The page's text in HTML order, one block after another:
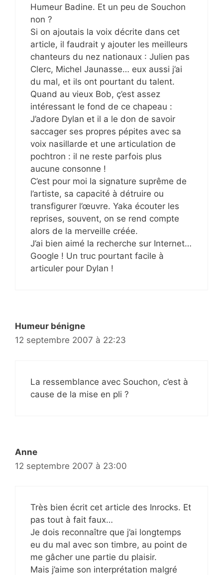
Humeur Badine. Et un peu de Souchon
non ?
Si on ajoutais la voix décrite dans cet
article, il faudrait y ajouter les meilleurs
chanteurs du nez nationaux : Julien pas
Clerc, Michel Jaunasse… eux aussi j’ai
du mal, et ils ont pourtant du talent.
Quand au vieux Bob, ç’est assez
intéressant le fond de ce chapeau :
J’adore Dylan et il a le don de savoir
saccager ses propres pépites avec sa
voix nasillarde et une articulation de
pochtron : il ne reste parfois plus
aucune consonne !
C’est pour moi la signature suprême de
l’artiste, sa capacité à détruire ou
transfigurer l’œuvre. Yaka écouter les
reprises, souvent, on se rend compte
alors de la merveille créée.
J’ai bien aimé la recherche sur Internet…
Google ! Un truc pourtant facile à
articuler pour Dylan !
Humeur bénigne
12 septembre 2007 à 22:23
La ressemblance avec Souchon, c’est à
cause de la mise en pli ?
Anne
12 septembre 2007 à 23:00
Très bien écrit cet article des Inrocks. Et
pas tout à fait faux…
Je dois reconnaître que j’ai longtemps
eu du mal avec son timbre, au point de
me gâcher une partie du plaisir.
Mais j’aime son interprétation malgré